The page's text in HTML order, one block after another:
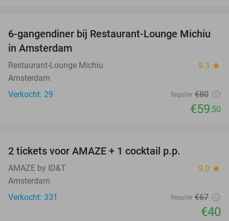
26%
6-gangendiner bij Restaurant-Lounge Michiu
in Amsterdam
Restaurant-Lounge Michiu 9.3 star
Amsterdam
Verkocht: 29
Regulier €80
€59,50
2 tickets voor AMAZE + 1 cocktail p.p.
AMAZE by ID&T 9.0 star
Amsterdam
Verkocht: 331
Regulier €67
€40